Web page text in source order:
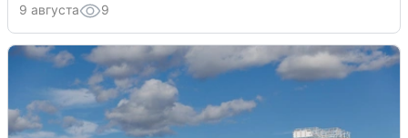
9 августа 9